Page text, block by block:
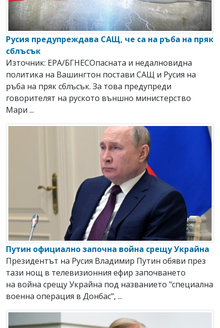
Русия предупреждава САЩ, че са на ръба на пряк
сблъсък
Източник: EPA/БГНЕСОпасната и недалновидна
политика на Вашингтон постави САЩ и Русия на
ръба на пряк сблъсък. За това предупреди
говорителят на руското външно министерство
Мари ...
Путин официално започна война срещу Украйна
Президентът на Русия Владимир Путин обяви през
тази нощ в телевизионния ефир започването
на война срещу Украйна под названието "специална
военна операция в Донбас", ...